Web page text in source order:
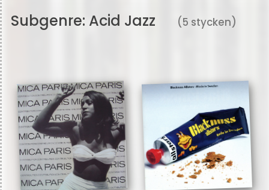
Subgenre: Acid Jazz (5 stycken)